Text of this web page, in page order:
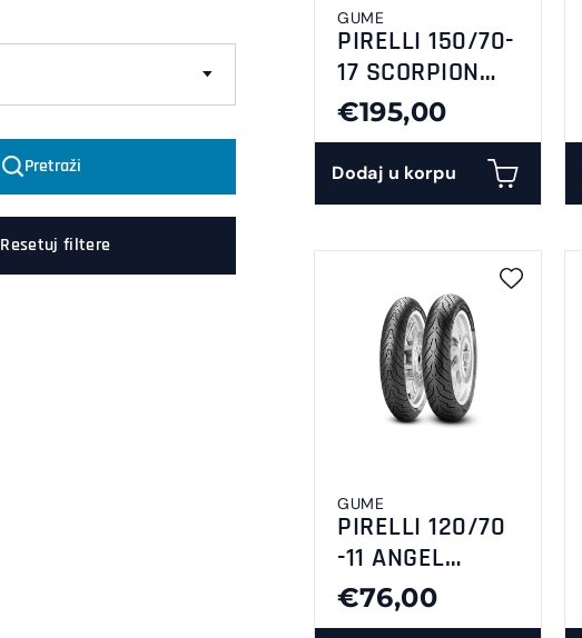
Pretraži
Resetuj filtere
GUME
PIRELLI 150/70-
17 SCORPION
RALLY STR
€195,00
Dodaj u korpu
GUME
PIRELLI 120/70
-11 ANGEL
SCOOTER 56L TL
Reinf F/R
€76,00